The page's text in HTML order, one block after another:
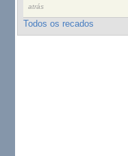
atrás
Todos os recados